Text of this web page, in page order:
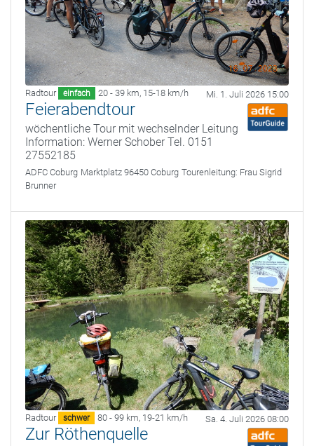
Radtour einfach 20 - 39 km, 15-18 km/h Mi. 1. Juli 2026 15:00
Feierabendtour
wöchentliche Tour mit wechselnder Leitung
Information: Werner Schober Tel. 0151
27552185
ADFC Coburg Marktplatz 96450 Coburg Tourenleitung: Frau Sigrid
Brunner
Radtour schwer 80 - 99 km, 19-21 km/h Sa. 4. Juli 2026 08:00
Zur Röthenquelle